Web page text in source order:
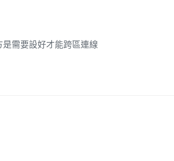
需要設好才能跨區連線